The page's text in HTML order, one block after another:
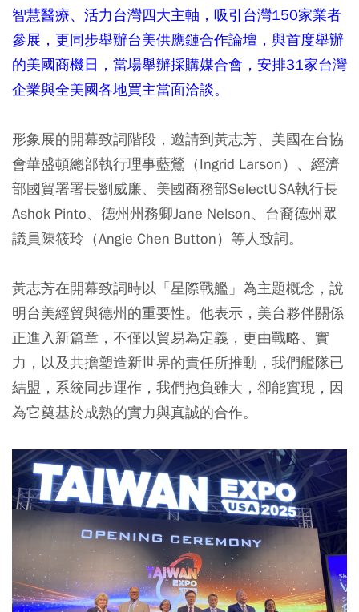
智慧醫療、活力台灣四大主軸，吸引台灣150家業者
參展，更同步舉辦台美供應鏈合作論壇，與首度舉辦
的美國商機日，當場舉辦採購媒合會，安排31家台灣
企業與全美國各地買主當面洽談。
形象展的開幕致詞階段，邀請到黃志芳、美國在台協
會華盛頓總部執行理事藍鶯（Ingrid Larson）、經濟
部國貿署署長劉威廉、美國商務部SelectUSA執行長
Ashok Pinto、德州州務卿Jane Nelson、台裔德州眾
議員陳筱玲（Angie Chen Button）等人致詞。
黃志芳在開幕致詞時以「星際戰艦」為主題概念，說
明台美經貿與德州的重要性。他表示，美台夥伴關係
正進入新篇章，不僅以貿易為定義，更由戰略、實
力，以及共擔塑造新世界的責任所推動，我們艦隊已
結盟，系統同步運作，我們抱負雖大，卻能實現，因
為它奠基於成熟的實力與真誠的合作。